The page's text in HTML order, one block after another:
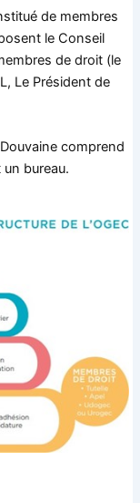
de membres
le Conseil
de droit (le
Le Président de
comprend
bureau.